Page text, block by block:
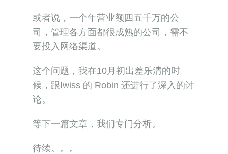
或者说，一个年营业额四五千万的公
司，管理各方面都很成熟的公司，需不
要投入网络渠道。
这个问题，我在10月初出差乐清的时
候，跟Iwiss 的 Robin 还进行了深入的讨
论。
等下一篇文章，我们专门分析。
待续。。。